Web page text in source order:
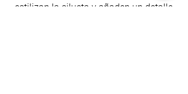
estilizan la silueta y añaden un detalle